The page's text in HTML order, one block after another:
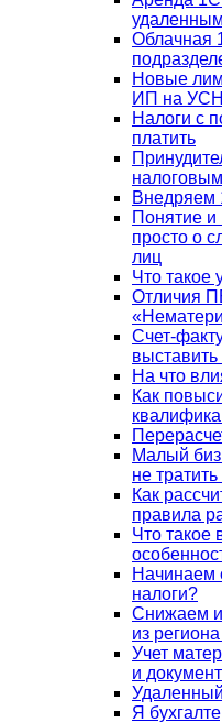
Облачная
Новые
ИП на УСН
Налоги с
платить
Внедряем
Понятие
просто о
лиц
Что такое
Отличия
Счет-
На что
Как
Малый
не
Как
правила
Что такое
Начинаем
налоги?
Снижаем
из
Учет
и
Я